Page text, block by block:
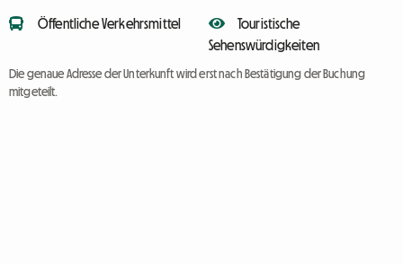
Öffentliche Verkehrsmittel
Touristische
Sehenswürdigkeiten
Die genaue Adresse der Unterkunft wird erst nach Bestätigung der Buchung
mitgeteilt.